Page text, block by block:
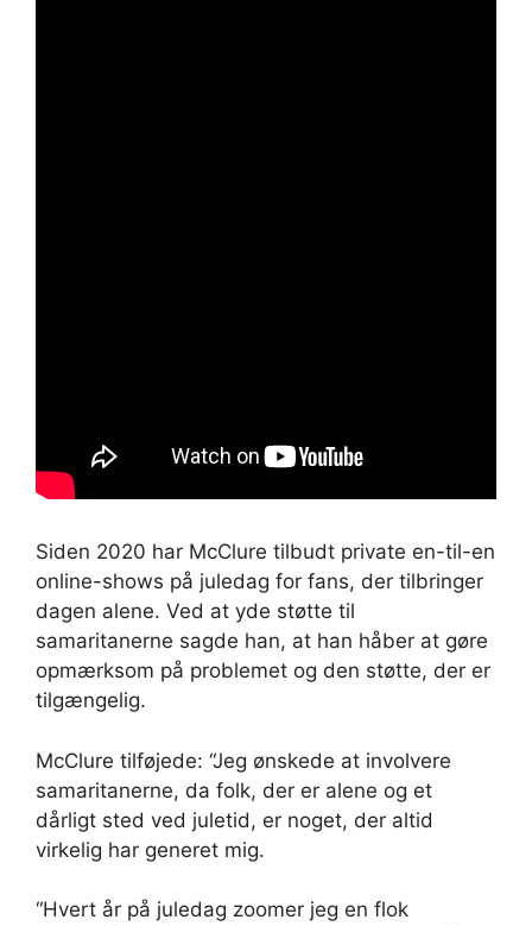
Siden 2020 har McClure tilbudt private en-til-en
online-shows på juledag for fans, der tilbringer
dagen alene. Ved at yde støtte til
samaritanerne sagde han, at han håber at gøre
opmærksom på problemet og den støtte, der er
tilgængelig.
McClure tilføjede: “Jeg ønskede at involvere
samaritanerne, da folk, der er alene og et
dårligt sted ved juletid, er noget, der altid
virkelig har generet mig.
“Hvert år på juledag zoomer jeg en flok